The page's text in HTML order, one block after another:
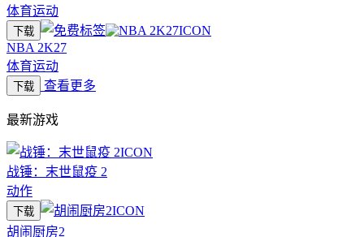
体育运动
下载
NBA 2K27
体育运动
下载 查看更多
最新游戏
战锤：末世鼠疫 2
动作
下载
胡闹厨房2